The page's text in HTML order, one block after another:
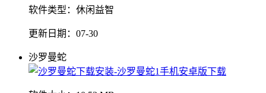
软件类型： 休闲益智
更新日期： 07-30
沙罗曼蛇